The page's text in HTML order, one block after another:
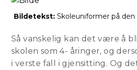
Bildetekst: Skoleuniformer på den
Så vanskelig kan det være å
skolen som 4- åringer, og
i verste fall i gjensitting. Og